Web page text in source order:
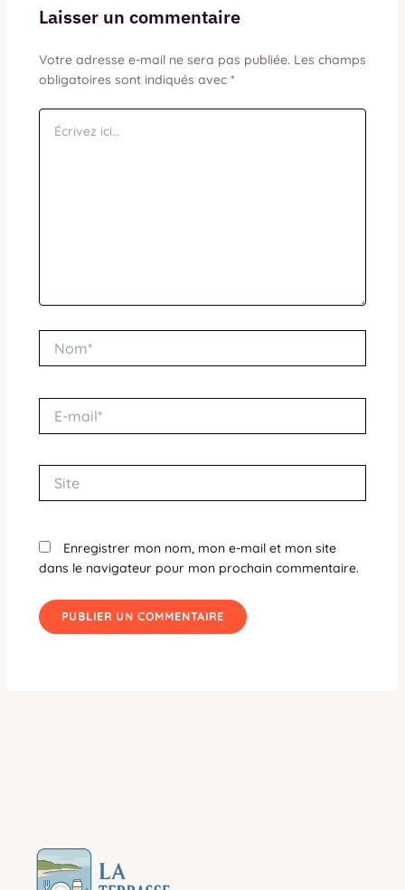
Laisser un commentaire
Votre adresse e-mail ne sera pas publiée. Les champs
obligatoires sont indiqués avec *
Écrivez
ici…
mail*
Enregistrer mon nom, mon e-mail et mon site
dans le navigateur pour mon prochain commentaire.